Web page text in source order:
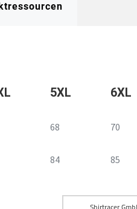
5XL 6XL
68 70
84 85